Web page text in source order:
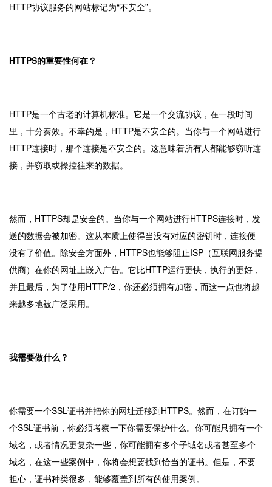
HTTP协议服务的网站标记为“不安全”。
HTTPS的重要性何在？
HTTP是一个古老的计算机标准。它是一个交流协议，在一段时间
里，十分奏效。不幸的是，HTTP是不安全的。当你与一个网站进行
HTTP连接时，那个连接是不安全的。这意味着所有人都能够窃听连
接，并窃取或操控往来的数据。
然而，HTTPS却是安全的。当你与一个网站进行HTTPS连接时，发
送的数据会被加密。这从本质上使得当没有对应的密钥时，连接便
没有了价值。除安全方面外，HTTPS也能够阻止ISP（互联网服务提
供商）在你的网址上嵌入广告。它比HTTP运行更快，执行的更好，
并且最后，为了使用HTTP/2，你还必须拥有加密，而这一点也将越
来越多地被广泛采用。
我需要做什么？
你需要一个SSL证书并把你的网址迁移到HTTPS。然而，在订购一
个SSL证书前，你必须考察一下你需要保护什么。你可能只拥有一个
域名，或者情况更复杂一些，你可能拥有多个子域名或者甚至多个
域名，在这一些案例中，你将会想要找到恰当的证书。但是，不要
担心，证书种类很多，能够覆盖到所有的使用案例。